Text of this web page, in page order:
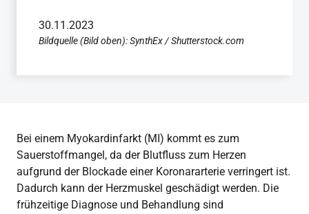
30.11.2023
Bildquelle (Bild oben): SynthEx / Shutterstock.com
Bei einem Myokardinfarkt (MI) kommt es zum
Sauerstoffmangel, da der Blutfluss zum Herzen
aufgrund der Blockade einer Koronararterie verringert ist.
Dadurch kann der Herzmuskel geschädigt werden. Die
frühzeitige Diagnose und Behandlung sind